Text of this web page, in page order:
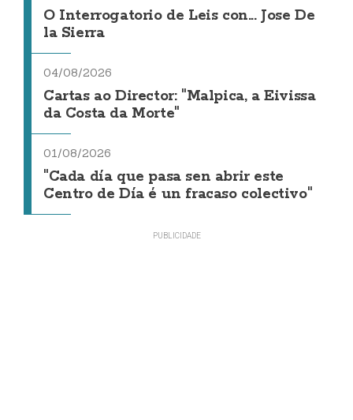
O Interrogatorio de Leis con... Jose De
la Sierra
04/08/2026
Cartas ao Director: "Malpica, a Eivissa
da Costa da Morte"
01/08/2026
"Cada día que pasa sen abrir este
Centro de Día é un fracaso colectivo"